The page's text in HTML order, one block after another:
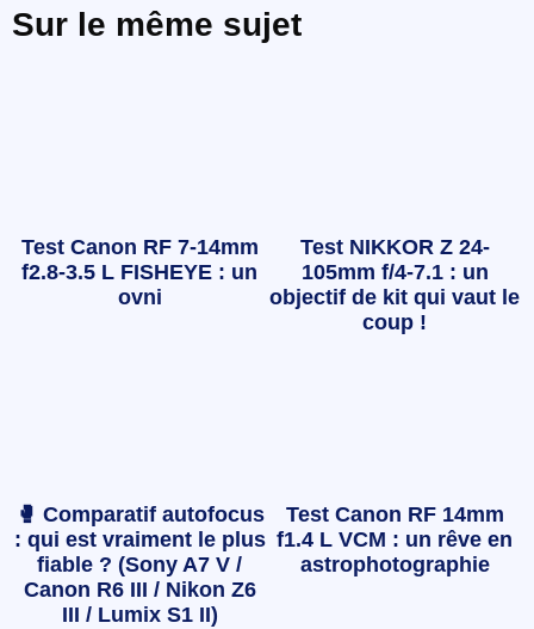
Sur le même sujet
Test Canon RF 7-14mm
f2.8-3.5 L FISHEYE : un
ovni
Test NIKKOR Z 24-
105mm f/4-7.1 : un
objectif de kit qui vaut le
coup !
🥊 Comparatif autofocus
: qui est vraiment le plus
fiable ? (Sony A7 V /
Canon R6 III / Nikon Z6
III / Lumix S1 II)
Test Canon RF 14mm
f1.4 L VCM : un rêve en
astrophotographie